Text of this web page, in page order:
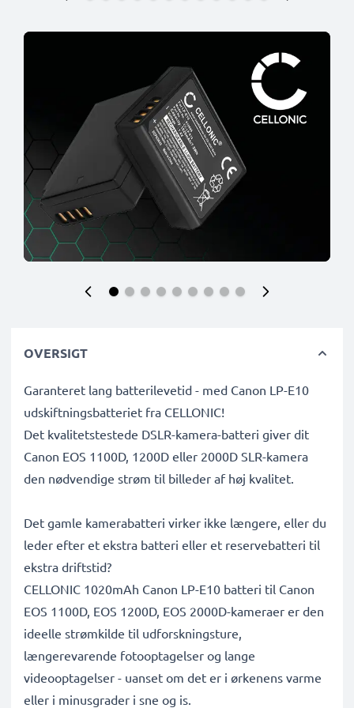
OVERSIGT
Garanteret lang batterilevetid - med Canon LP-E10
udskiftningsbatteriet fra CELLONIC!
Det kvalitetstestede DSLR-kamera-batteri giver dit
Canon EOS 1100D, 1200D eller 2000D SLR-kamera
den nødvendige strøm til billeder af høj kvalitet.
Det gamle kamerabatteri virker ikke længere, eller du
leder efter et ekstra batteri eller et reservebatteri til
ekstra driftstid?
CELLONIC 1020mAh Canon LP-E10 batteri til Canon
EOS 1100D, EOS 1200D, EOS 2000D-kameraer er den
ideelle strømkilde til udforskningsture,
længerevarende fotooptagelser og lange
videooptagelser - uanset om det er i ørkenens varme
eller i minusgrader i sne og is.